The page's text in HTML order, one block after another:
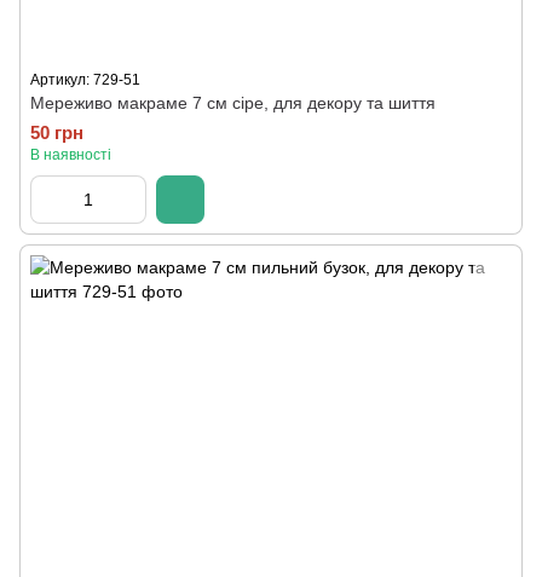
Артикул: 729-51
Мереживо макраме 7 см сіре, для декору та шиття
50 грн
В наявності